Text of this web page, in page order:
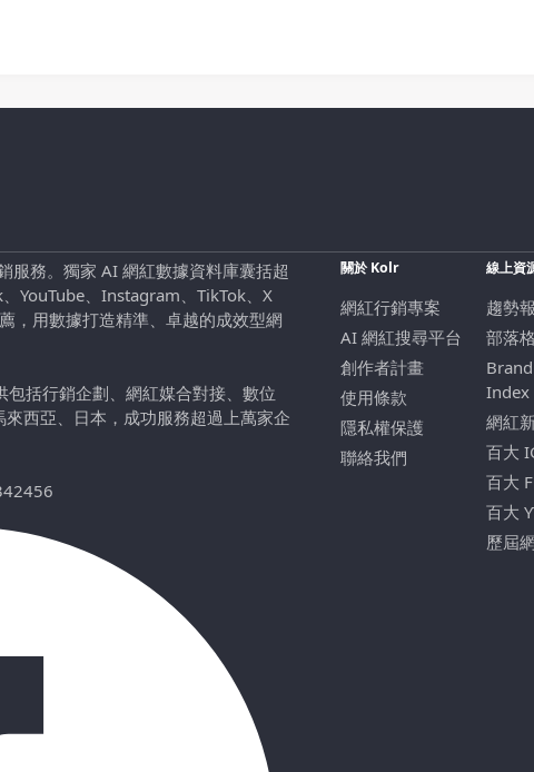
服務。獨家 AI 網紅數據資料庫囊括超
YouTube、Instagram、TikTok、X
，用數據打造精準、卓越的成效型網
括行銷企劃、網紅媒合對接、數位
西亞、日本，成功服務超過上萬家企
關於 Kolr
網紅行銷專案
AI 網紅搜尋平台
創作者計畫
使用條款
隱私權保護
聯絡我們
線上資
趨勢
部落格
Index
網紅
百大
百大
百大
歷屆